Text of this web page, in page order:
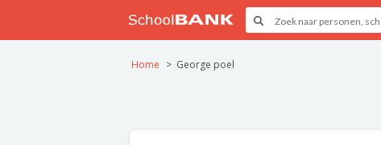
Home George poel